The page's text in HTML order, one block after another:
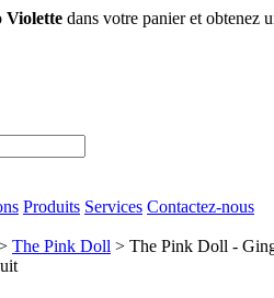
Violette dans votre panier et obtenez
Produits Services Contactez-nous
The Pink Doll > The Pink Doll -